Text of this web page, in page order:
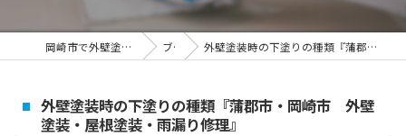
岡崎市で外壁塗装なら株式会社エイサン ブログ 外壁塗装時の下塗りの種類『蒲郡市・岡崎市 外壁塗装・屋根塗装・雨漏り修理』
外壁塗装時の下塗りの種類『蒲郡市・岡崎市 外壁
塗装・屋根塗装・雨漏り修理』